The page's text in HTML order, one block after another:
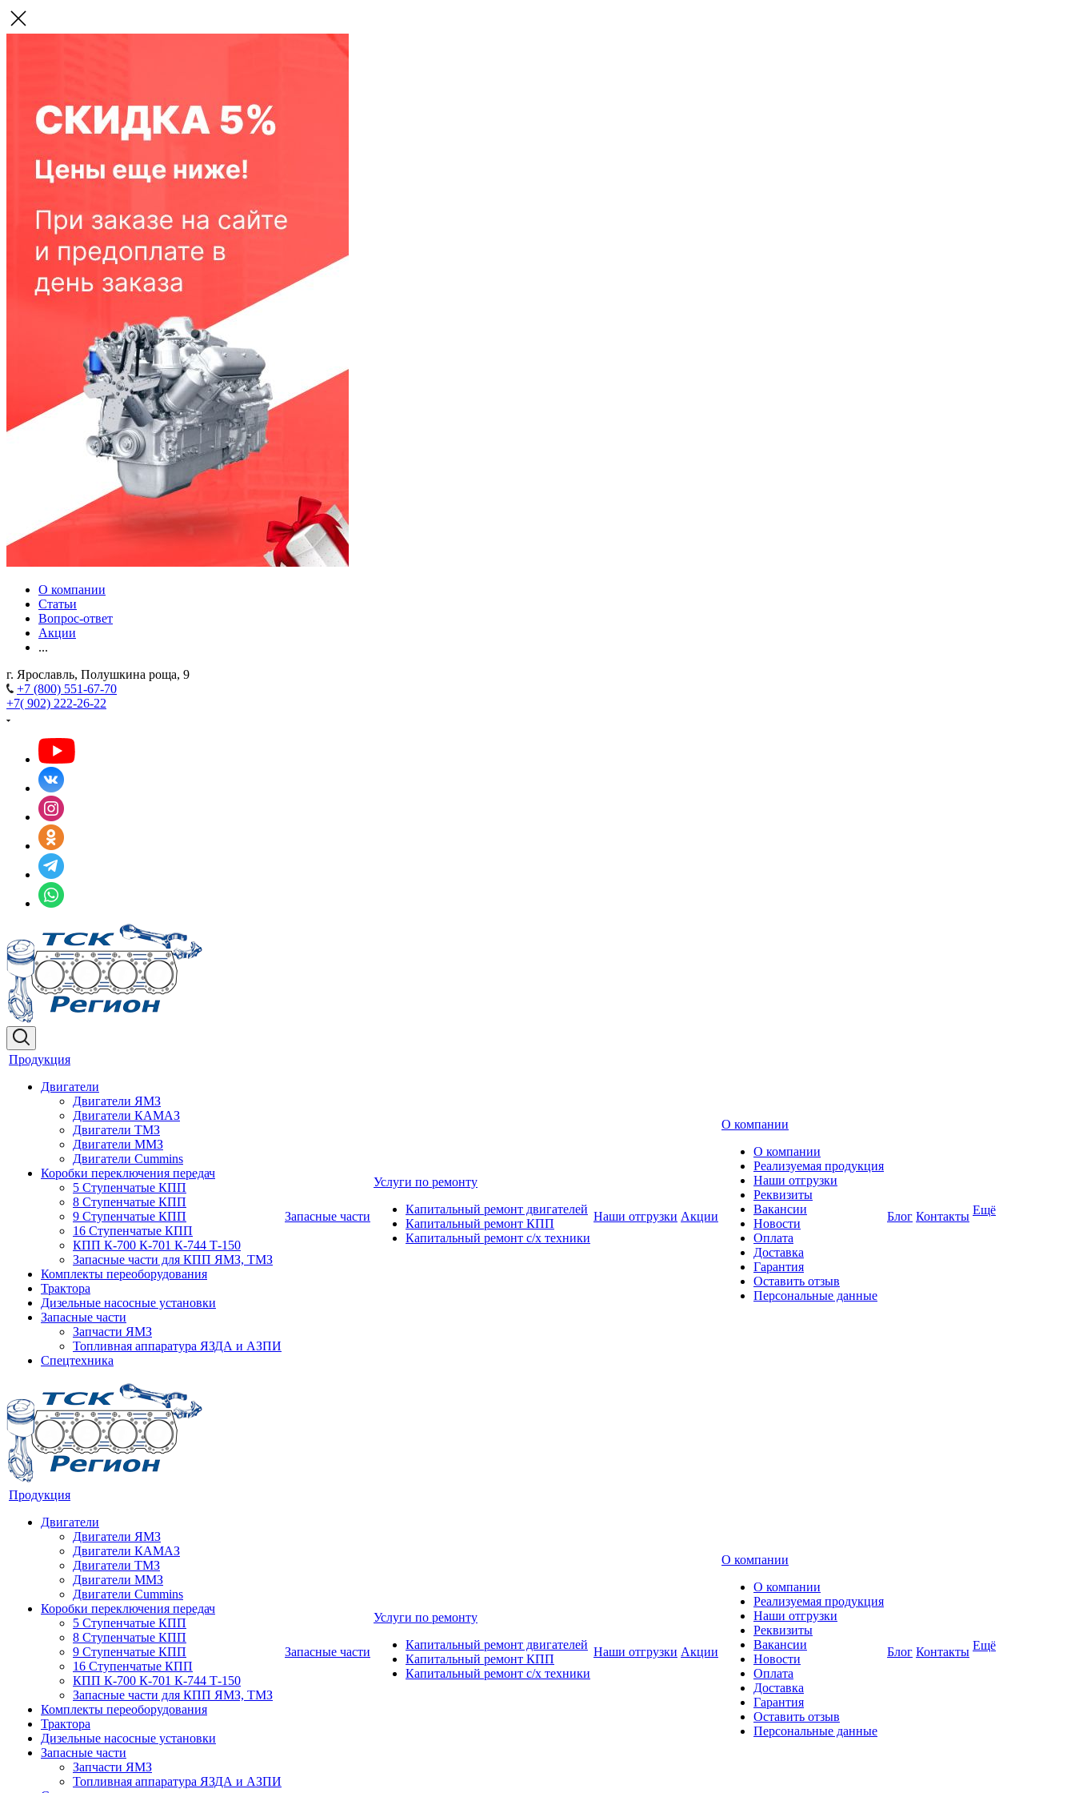
О компании
Статьи
Вопрос-ответ
Акции
...
г. Ярославль, Полушкина роща, 9
+7 (800) 551-67-70
+7( 902) 222-26-22
Продукция
Двигатели
Двигатели ЯМЗ
Двигатели КАМАЗ
Двигатели ТМЗ
Двигатели ММЗ
Двигатели Cummins
Коробки переключения передач
5 Ступенчатые КПП
8 Ступенчатые КПП
9 Ступенчатые КПП
16 Ступенчатые КПП
КПП К-700 К-701 К-744 Т-150
Запасные части для КПП ЯМЗ, ТМЗ
Комплекты переоборудования
Трактора
Дизельные насосные установки
Запасные части
Запчасти ЯМЗ
Топливная аппаратура ЯЗДА и АЗПИ
Спецтехника
Запасные части
Услуги по ремонту
Капитальный ремонт двигателей
Капитальный ремонт КПП
Капитальный ремонт с/х техники
Наши отгрузки Акции
О компании
О компании
Реализуемая продукция
Наши отгрузки
Реквизиты
Вакансии
Новости
Оплата
Доставка
Гарантия
Оставить отзыв
Персональные данные
Блог Контакты Ещё
Продукция
Двигатели
Двигатели ЯМЗ
Двигатели КАМАЗ
Двигатели ТМЗ
Двигатели ММЗ
Двигатели Cummins
Коробки переключения передач
5 Ступенчатые КПП
8 Ступенчатые КПП
9 Ступенчатые КПП
16 Ступенчатые КПП
КПП К-700 К-701 К-744 Т-150
Запасные части для КПП ЯМЗ, ТМЗ
Комплекты переоборудования
Трактора
Дизельные насосные установки
Запасные части
Запчасти ЯМЗ
Топливная аппаратура ЯЗДА и АЗПИ
Запасные части
Услуги по ремонту
Капитальный ремонт двигателей
Капитальный ремонт КПП
Капитальный ремонт с/х техники
Наши отгрузки Акции
О компании
О компании
Реализуемая продукция
Наши отгрузки
Реквизиты
Вакансии
Новости
Оплата
Доставка
Гарантия
Оставить отзыв
Персональные данные
Блог Контакты Ещё